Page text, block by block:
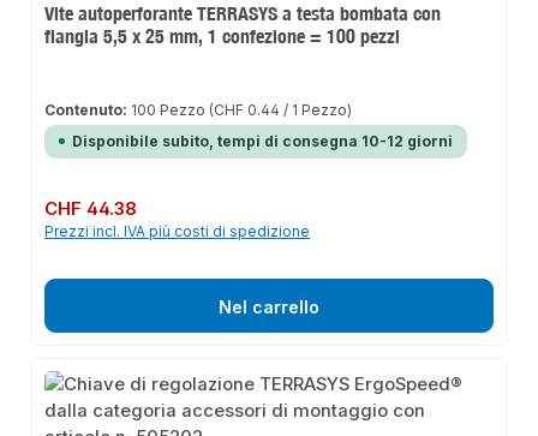
Vite autoperforante TERRASYS a testa bombata con
flangia 5,5 x 25 mm, 1 confezione = 100 pezzi
Contenuto: 100 Pezzo (CHF 0.44 / 1 Pezzo)
Disponibile subito, tempi di consegna 10-12 giorni
Prezzo normale:
CHF 44.38
Prezzi incl. IVA più costi di spedizione
Nel carrello